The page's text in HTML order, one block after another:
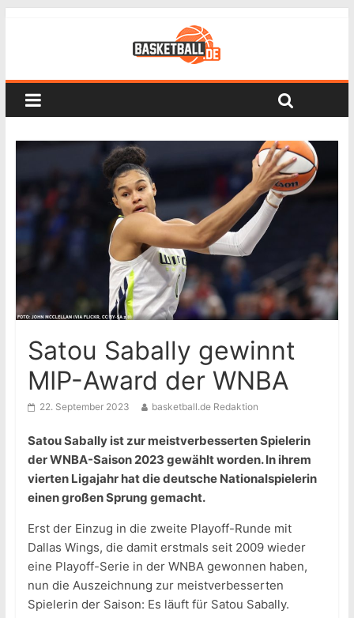
Satou Sabally gewinnt
MIP-Award der WNBA
22. September 2023 basketball.de Redaktion
Satou Sabally ist zur meistverbesserten Spielerin
der WNBA-Saison 2023 gewählt worden. In ihrem
vierten Ligajahr hat die deutsche Nationalspielerin
einen großen Sprung gemacht.
Erst der Einzug in die zweite Playoff-Runde mit
Dallas Wings, die damit erstmals seit 2009 wieder
eine Playoff-Serie in der WNBA gewonnen haben,
nun die Auszeichnung zur meistverbesserten
Spielerin der Saison: Es läuft für Satou Sabally.